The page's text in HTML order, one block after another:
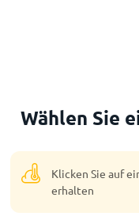
Wählen Sie
Klicken Sie auf
erhalten